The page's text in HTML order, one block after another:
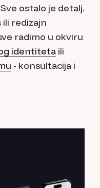
ostalo je detalj.
ili redizajn
radimo u okviru
identiteta ili
- konsultacija i